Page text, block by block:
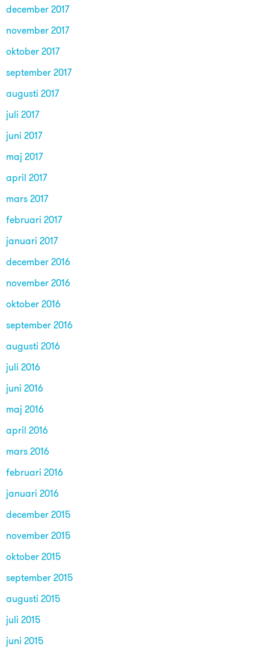
december 2017
november 2017
oktober 2017
september 2017
augusti 2017
juli 2017
juni 2017
maj 2017
april 2017
mars 2017
februari 2017
januari 2017
december 2016
november 2016
oktober 2016
september 2016
augusti 2016
juli 2016
juni 2016
maj 2016
april 2016
mars 2016
februari 2016
januari 2016
december 2015
november 2015
oktober 2015
september 2015
augusti 2015
juli 2015
juni 2015